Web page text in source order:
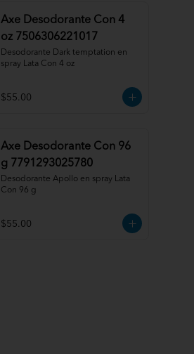
Axe Desodorante Con 4
oz 7506306221017
Desodorante Dark temptation en
spray Lata Con 4 oz
$55.00
Axe Desodorante Con 96
g 7791293025780
Desodorante Apollo en spray Lata
Con 96 g
$55.00